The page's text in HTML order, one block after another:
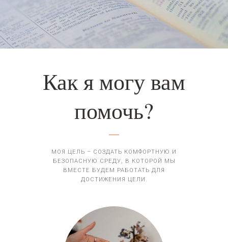
Как я могу вам
помочь?
МОЯ ЦЕЛЬ – СОЗДАТЬ КОМФОРТНУЮ И
БЕЗОПАСНУЮ СРЕДУ, В КОТОРОЙ МЫ
ВМЕСТЕ БУДЕМ РАБОТАТЬ ДЛЯ
ДОСТИЖЕНИЯ ЦЕЛИ.